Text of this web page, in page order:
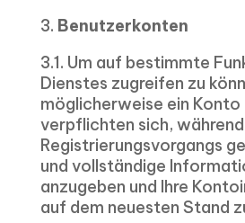
3. Benutzerkonten
3.1. Um auf bestimmte
Dienstes zugreifen zu
möglicherweise ein Konto
verpflichten sich,
Registrierungsvorgangs
und vollständige
anzugeben und Ihre
auf dem neuesten Stand